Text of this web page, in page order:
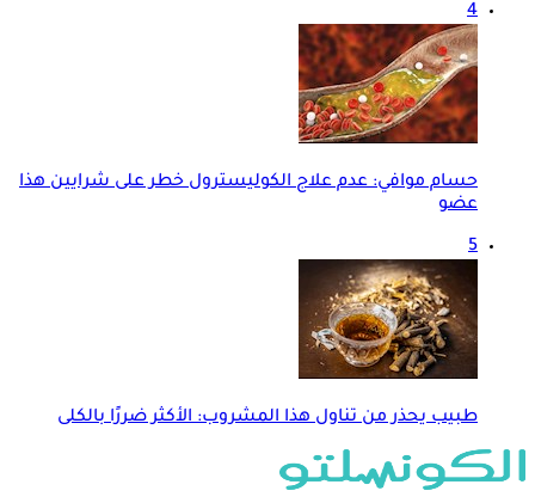
4
حسام موافي: عدم علاج الكوليسترول خطر على شرايين هذا
عضو
5
طبيب يحذر من تناول هذا المشروب: الأكثر ضررًا بالكلى